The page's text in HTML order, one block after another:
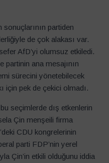
partiden
de çok alakası var.
AfD’yi olumsuz etkiledi.
partinin ana mesajının
sürecini yönetebilecek
için pek de çekici olmadı.
seçimlerde dış etkenlerin
Çin menşeili firma
CDU kongrelerinin
parti FDP’nin yerel
Çin’in etkili olduğunu iddia